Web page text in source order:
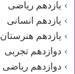
یازدهم ریاضی
یازدهم انسانی
یازدهم هنرستان
دوازدهم تجربی
دوازدهم ریاضی